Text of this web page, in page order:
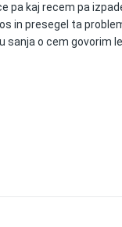
pa kaj recem pa
in presegel ta
sanja o cem govorim